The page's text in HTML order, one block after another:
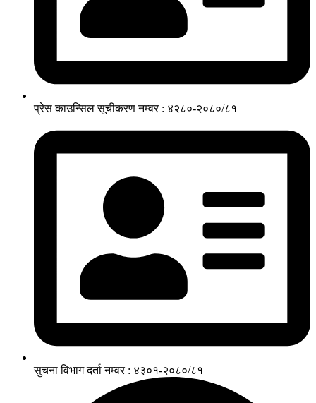
प्रेस काउन्सिल सूचीकरण नम्वर : ४२८०-२०८०/८१
सुचना विभाग दर्ता नम्वर : ४३०१-२०८०/८१